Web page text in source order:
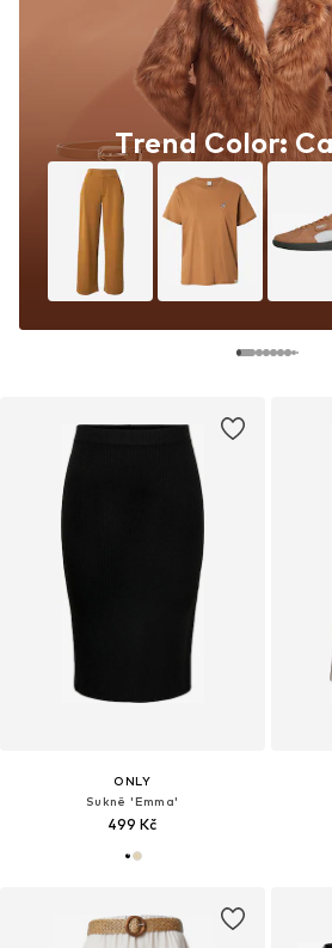
ONLY
Sukně 'Emma'
499 Kč
Trend Color: